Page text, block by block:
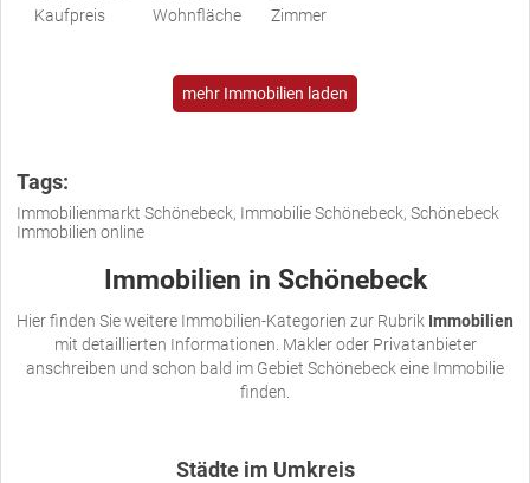
Kaufpreis
Wohnfläche
Zimmer
mehr Immobilien laden
Tags:
Immobilienmarkt Schönebeck, Immobilie Schönebeck, Schönebeck
Immobilien online
Immobilien in Schönebeck
Hier finden Sie weitere Immobilien-Kategorien zur Rubrik Immobilien
mit detaillierten Informationen. Makler oder Privatanbieter
anschreiben und schon bald im Gebiet Schönebeck eine Immobilie
finden.
Städte im Umkreis